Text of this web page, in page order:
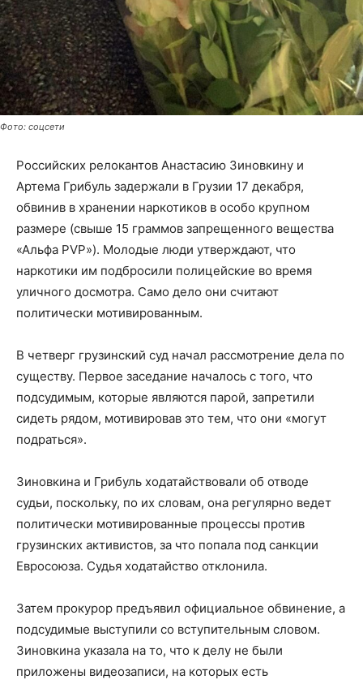
Фото: соцсети
Российских релокантов Анастасию Зиновкину и
Артема Грибуль задержали в Грузии 17 декабря,
обвинив в хранении наркотиков в особо крупном
размере (свыше 15 граммов запрещенного вещества
«Альфа PVP»). Молодые люди утверждают, что
наркотики им подбросили полицейские во время
уличного досмотра. Само дело они считают
политически мотивированным.
В четверг грузинский суд начал рассмотрение дела по
существу. Первое заседание началось с того, что
подсудимым, которые являются парой, запретили
сидеть рядом, мотивировав это тем, что они «могут
подраться».
Зиновкина и Грибуль ходатайствовали об отводе
судьи, поскольку, по их словам, она регулярно ведет
политически мотивированные процессы против
грузинских активистов, за что попала под санкции
Евросоюза. Судья ходатайство отклонила.
Затем прокурор предъявил официальное обвинение, а
подсудимые выступили со вступительным словом.
Зиновкина указала на то, что к делу не были
приложены видеозаписи, на которых есть